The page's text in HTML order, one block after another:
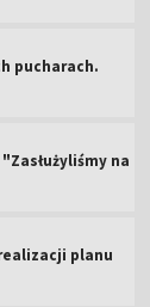
pucharach.
na
realizacji planu